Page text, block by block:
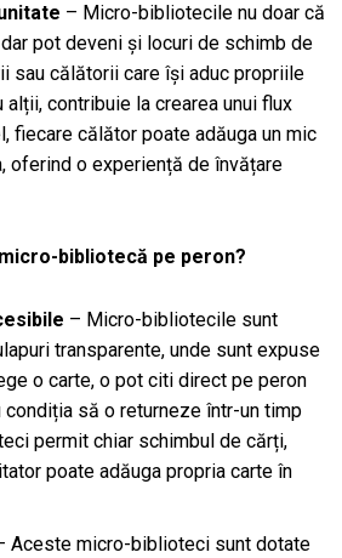
– Micro-bibliotecile nu doar că
pot deveni și locuri de schimb de
sau călătorii care își aduc propriile
contribuie la crearea unui flux
fiecare călător poate adăuga un mic
oferind o experiență de învățare
bibliotecă pe peron?
– Micro-bibliotecile sunt
transparente, unde sunt expuse
o carte, o pot citi direct pe peron
condiția să o returneze într-un timp
permit chiar schimbul de cărți,
poate adăuga propria carte în
Aceste micro-biblioteci sunt dotate